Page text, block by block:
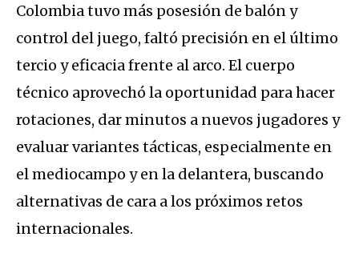
Colombia tuvo más posesión de balón y
control del juego, faltó precisión en el último
tercio y eficacia frente al arco. El cuerpo
técnico aprovechó la oportunidad para hacer
rotaciones, dar minutos a nuevos jugadores y
evaluar variantes tácticas, especialmente en
el mediocampo y en la delantera, buscando
alternativas de cara a los próximos retos
internacionales.